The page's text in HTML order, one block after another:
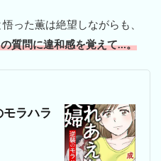
った薫は絶望しながらも、
質問に違和感を覚えて…。
ラハラ